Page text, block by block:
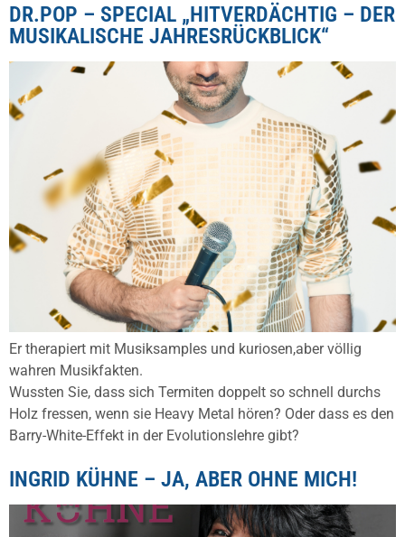
DR.POP – SPECIAL „HITVERDÄCHTIG – DER
MUSIKALISCHE JAHRESRÜCKBLICK“
Er therapiert mit Musiksamples und kuriosen,aber völlig
wahren Musikfakten.
Wussten Sie, dass sich Termiten doppelt so schnell durchs
Holz fressen, wenn sie Heavy Metal hören? Oder dass es den
Barry-White-Effekt in der Evolutionslehre gibt?
INGRID KÜHNE – JA, ABER OHNE MICH!